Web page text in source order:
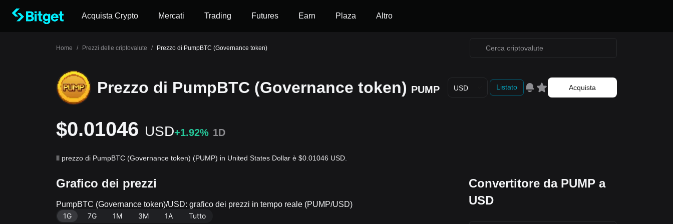
Acquista Crypto Mercati Trading Futures Earn Plaza Altro
Home / Prezzi delle criptovalute / Prezzo di PumpBTC (Governance token)
Prezzo di PumpBTC (Governance token) PUMP USD Listato Acquista
$0.01046 USD+1.92% 1D
Il prezzo di PumpBTC (Governance token) (PUMP) in United States Dollar è $0.01046 USD.
Grafico dei prezzi
PumpBTC (Governance token)/USD: grafico dei prezzi in tempo reale (PUMP/USD)
1G
7G 1M 3M 1A Tutto
Convertitore da PUMP a
USD